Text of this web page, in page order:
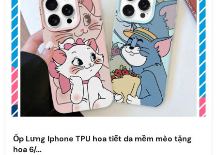
Ốp Lưng Iphone TPU hoa tiết da mềm mèo tặng
hoa 6/...